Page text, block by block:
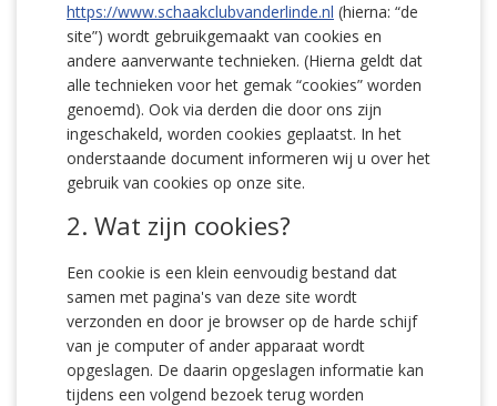
https://www.schaakclubvanderlinde.nl (hierna: “de
site”) wordt gebruikgemaakt van cookies en
andere aanverwante technieken. (Hierna geldt dat
alle technieken voor het gemak “cookies” worden
genoemd). Ook via derden die door ons zijn
ingeschakeld, worden cookies geplaatst. In het
onderstaande document informeren wij u over het
gebruik van cookies op onze site.
2. Wat zijn cookies?
Een cookie is een klein eenvoudig bestand dat
samen met pagina's van deze site wordt
verzonden en door je browser op de harde schijf
van je computer of ander apparaat wordt
opgeslagen. De daarin opgeslagen informatie kan
tijdens een volgend bezoek terug worden